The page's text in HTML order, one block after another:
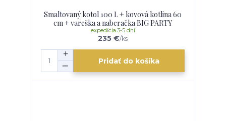
Smaltovaný kotol 100 L + kovová kotlina 60
cm + vareška a naberačka BIG PARTY
235 €/ks
expedícia 3-5 dní
Pridať do košíka